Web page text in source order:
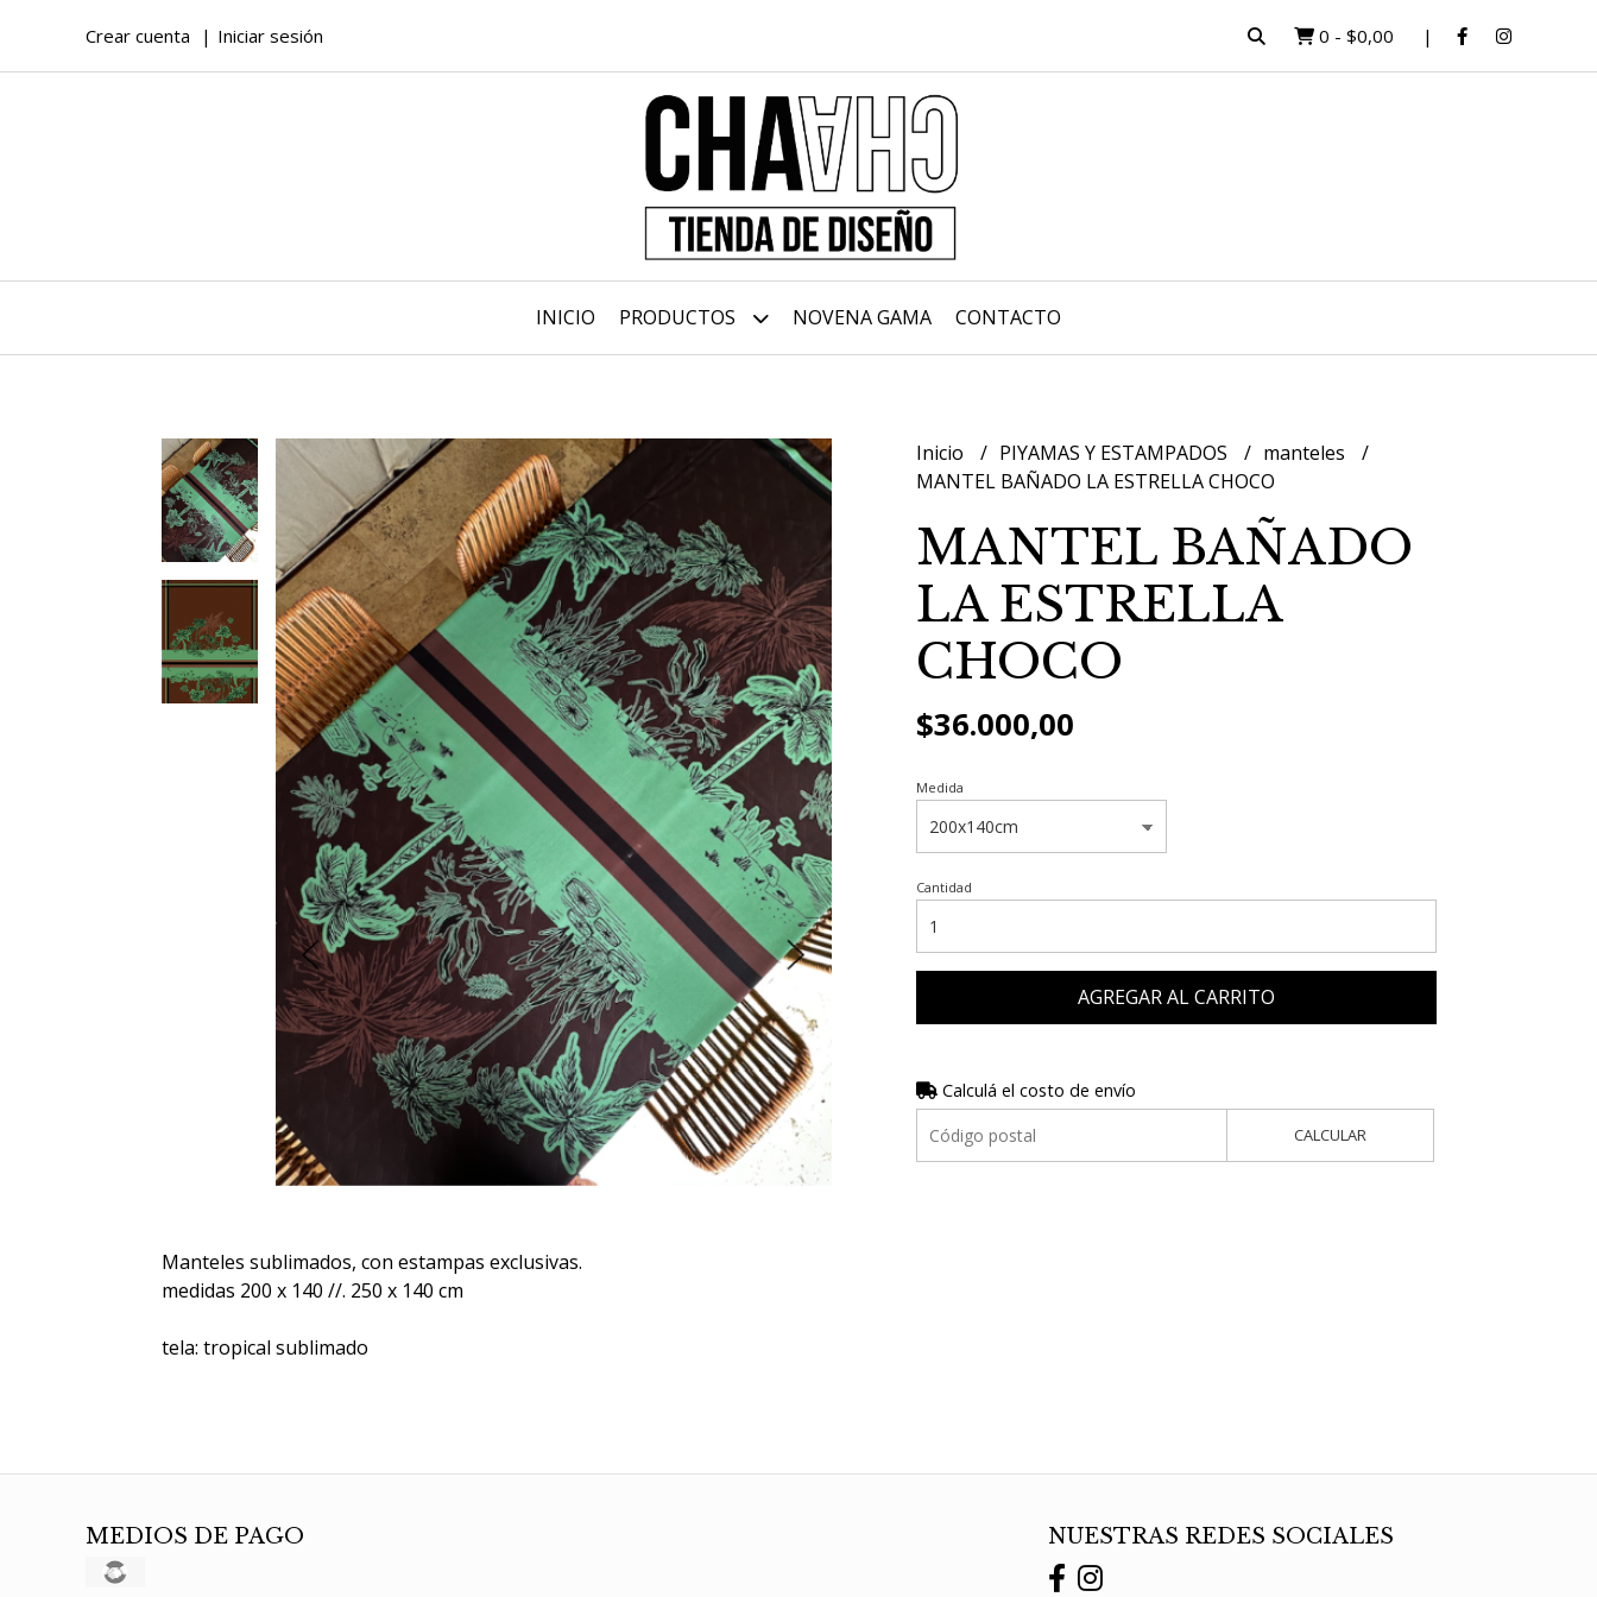
Crear cuenta Iniciar sesión 0 - $0,00
INICIO PRODUCTOS NOVENA GAMA CONTACTO
Manteles sublimados, con estampas exclusivas.
medidas 200 x 140 //. 250 x 140 cm
tela: tropical sublimado
Inicio PIYAMAS Y ESTAMPADOS
manteles
MANTEL BAÑADO LA ESTRELLA CHOCO
MANTEL BAÑADO
LA ESTRELLA
CHOCO
$36.000,00
Medida
Cantidad
AGREGAR AL CARRITO
Calculá el costo de envío
CALCULAR
MEDIOS DE PAGO NUESTRAS REDES SOCIALES